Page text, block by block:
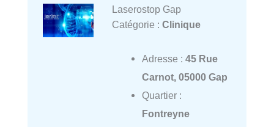
Laserostop Gap
Catégorie : Clinique
Adresse : 45 Rue
Carnot, 05000 Gap
Quartier :
Fontreyne